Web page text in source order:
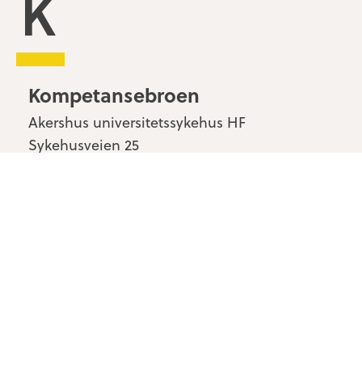
Kompetansebroen
Akershus universitetssykehus HF
Sykehusveien 25